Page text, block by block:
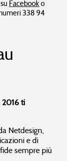
Facebooko
338 94
2016 ti
Netdesign,
e di
sempre più